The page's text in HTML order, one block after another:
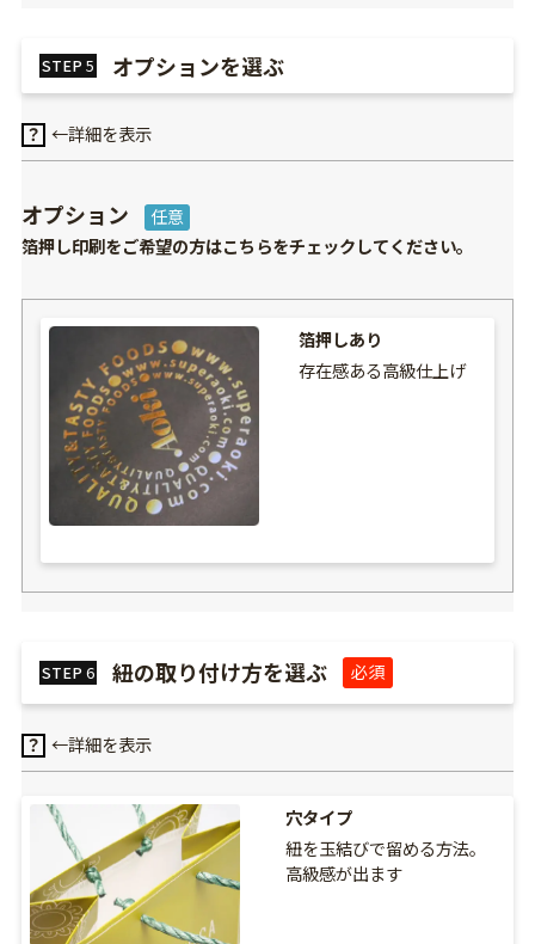
STEP 5 オプションを選ぶ
？ ←詳細を表示
オプション
箔押し印刷をご希望の方はこちらをチェックしてください。
任意
箔押しあり
存在感ある高級仕上げ
STEP 6 紐の取り付け方を選ぶ 必須
？ ←詳細を表示
穴タイプ
紐を玉結びで留める方法。
高級感が出ます